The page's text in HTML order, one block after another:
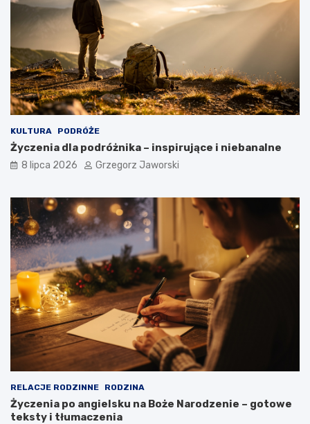
KULTURA PODRÓŻE
Życzenia dla podróżnika – inspirujące i niebanalne
8 lipca 2026 Grzegorz Jaworski
RELACJE RODZINNE RODZINA
Życzenia po angielsku na Boże Narodzenie – gotowe
teksty i tłumaczenia